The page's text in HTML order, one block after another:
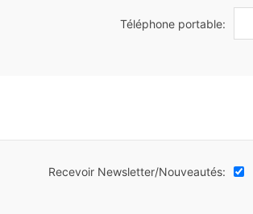
Téléphone portable:
Recevoir Newsletter/Nouveautés: